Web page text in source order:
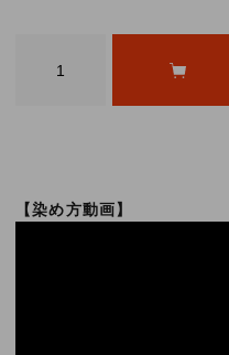
【染め方動画】